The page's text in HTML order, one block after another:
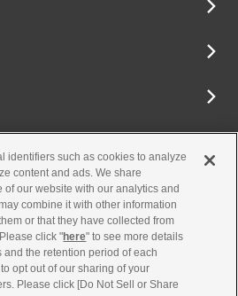
identifiers such as cookies to analyze
content and ads. We share
of our website with our analytics and
combine it with other information
or that they have collected from
click "here" to see more details
the retention period of each
opt out of our sharing of your
Please click [Do Not Sell or Share